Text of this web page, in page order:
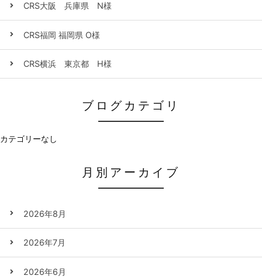
CRS大阪 兵庫県 N様
CRS福岡 福岡県 O様
CRS横浜 東京都 H様
ブログカテゴリ
カテゴリーなし
月別アーカイブ
2026年8月
2026年7月
2026年6月